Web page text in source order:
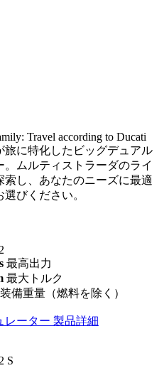
Travel according to Ducati
旅に特化したビッグデュアル
。ムルティストラーダのライ
索し、あなたのニーズに最適
びください。
最高出力
最大トルク
装備重量（燃料を除く）
レーター 製品詳細
S